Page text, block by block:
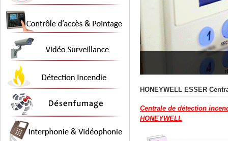
HONEYWELL ESSER
Centrale de détection
HONEYWELL